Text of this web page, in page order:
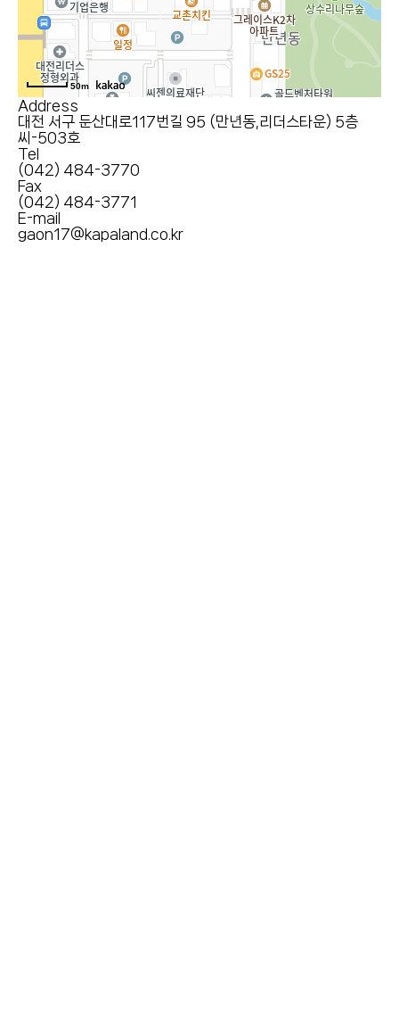
50m
Address
대전 서구 둔산대로117번길 95 (만년동,리더스타운) 5층
씨-503호
Tel
(042) 484-3770
Fax
(042) 484-3771
E-mail
gaon17@kapaland.co.kr